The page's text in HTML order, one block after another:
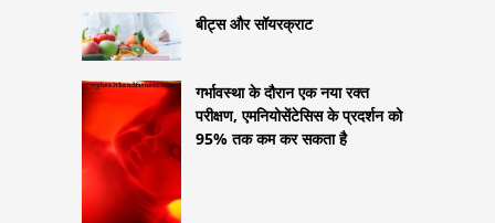
बीट्स और सॉयरक्राट
गर्भावस्था के दौरान एक नया रक्त
परीक्षण, एमनियोसेंटेसिस के प्रदर्शन को
95% तक कम कर सकता है